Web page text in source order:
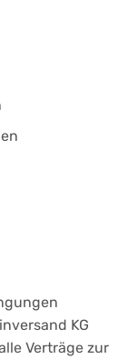
KG
Verträge zur